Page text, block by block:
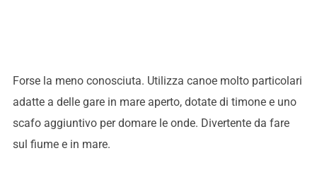
Forse la meno conosciuta. Utilizza canoe molto particolari
adatte a delle gare in mare aperto, dotate di timone e uno
scafo aggiuntivo per domare le onde. Divertente da fare
sul fiume e in mare.